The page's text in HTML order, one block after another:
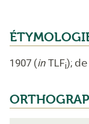
1907 (in TLFi); de